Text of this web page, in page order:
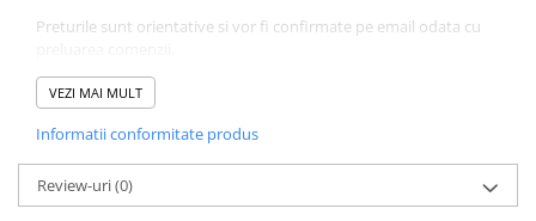
Preturile sunt orientative si vor fi confirmate pe email odata cu
Acest produs este un articol realizat la comandă și nu poate fi
livrat din stoc. Termenul de livrare poate fi de 5 -7 zile lucrătoare.
VEZI MAI MULT
Informatii conformitate produs
Review-uri(0)